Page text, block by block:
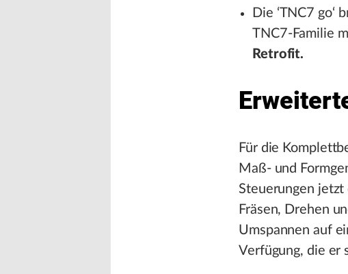
Die ‘TNC7
TNC7-Familie
Retrofit.
Für die
Maß- und
Steuerungen jetzt
Fräsen, Drehen
Umspannen auf
Verfügung, die er